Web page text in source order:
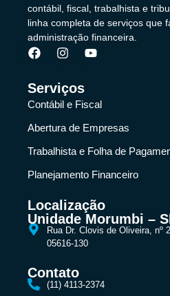
contábil, fiscal, trabalhista e
linha completa de serviços que
administração financeira.
Serviços
Contábil e Fiscal
Abertura de Empresas
Trabalhista e Folha de
Planejamento Financeiro
Localização
Unidade Morumbi –
Rua Dr. Clovis de Oliveira, nº
05616-130
Contato
(11) 4113-2374